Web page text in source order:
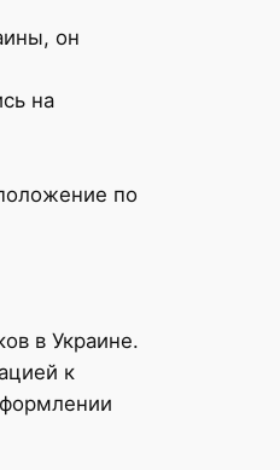
он
на
по
в Украине.
к